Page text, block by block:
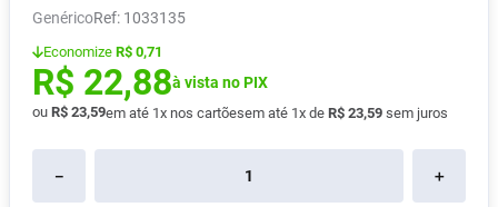
Genérico : 1033135
Economize R$ 0,71
R$ 22,88à vista no PIX
ou R$ 23,59em até 1x nos cartõesem até 1x de R$ 23,59 sem juros
＋
－
8º Vitamina D
9º Absorvente
10 º Lavitan